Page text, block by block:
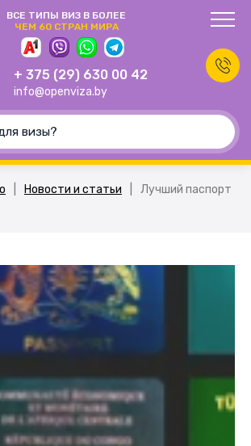
ВСЕ ТИПЫ ВИЗ В БОЛЕЕ
ЧЕМ 60 СТРАН МИРА
+ 375 (29) 630 00 42
info@openviza.by
Новости и статьи
Лучший паспорт